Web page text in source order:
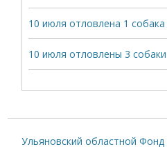
10 июля отловлена 1
10 июля отловлены 3
Ульяновский областной